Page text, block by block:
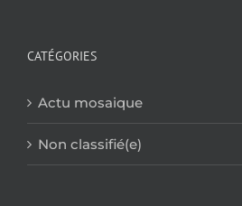
CATÉGORIES
Actu mosaique
Non classifié(e)